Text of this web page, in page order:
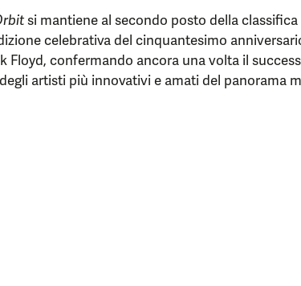
si mantiene al secondo posto della classifica
celebrativa del cinquantesimo
Floyd, confermando ancora una volta il
artisti più innovativi e amati del panorama